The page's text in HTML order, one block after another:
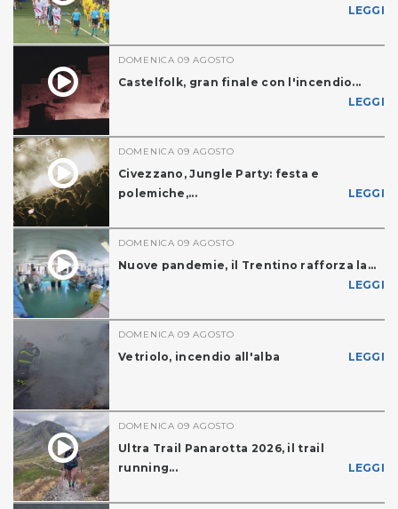
LEGGI
DOMENICA 09 AGOSTO
Castelfolk, gran finale con l'incendio...
LEGGI
DOMENICA 09 AGOSTO
Civezzano, Jungle Party: festa e
polemiche,...
LEGGI
DOMENICA 09 AGOSTO
Nuove pandemie, il Trentino rafforza la...
LEGGI
DOMENICA 09 AGOSTO
Vetriolo, incendio all'alba LEGGI
DOMENICA 09 AGOSTO
Ultra Trail Panarotta 2026, il trail
running...
LEGGI